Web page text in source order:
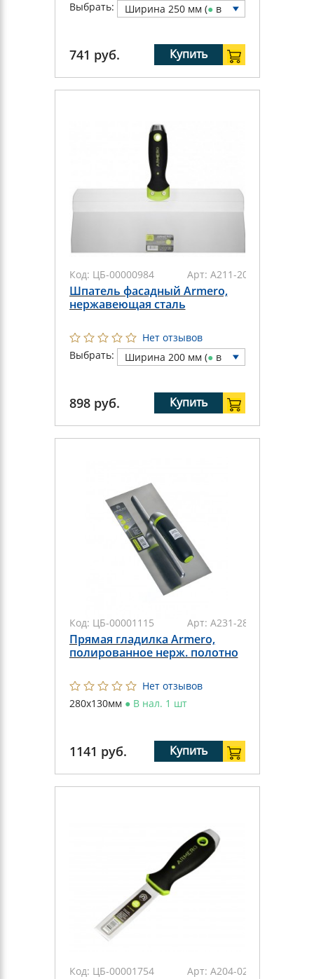
Выбрать: Ширина 250 мм (●в
741 руб. Купить
Код: ЦБ-00000984 Арт: A211-200
Шпатель фасадный Armero,
нержавеющая сталь
Нет отзывов
Выбрать:
Ширина 200 мм (●в
898 руб. Купить
Код: ЦБ-00001115 Арт: А231-280/АМ12-280
Прямая гладилка Armero,
полированное нерж. полотно
Нет отзывов
280х130мм ● В нал. 1 шт
1141 руб. Купить
Код: ЦБ-00001754 Арт: A204-025